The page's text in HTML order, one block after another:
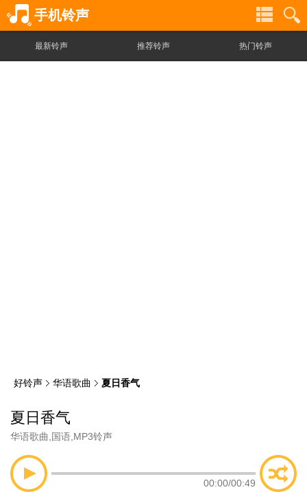
手机铃声
最新铃声 推荐铃声 热门铃声
好铃声 华语歌曲 夏日香气
夏日香气
华语歌曲 国语 MP3铃声
00:00/00:49